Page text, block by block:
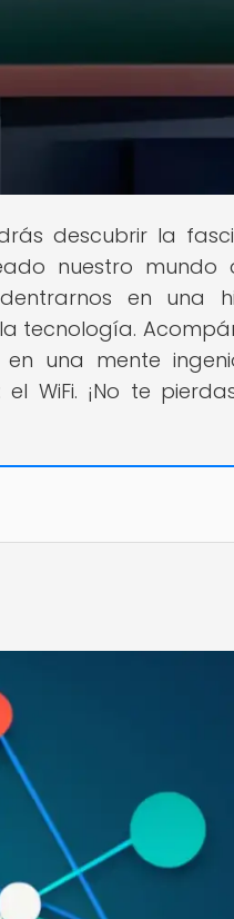
descubrir la
nuestro mundo
en una
tecnología.
una mente
WiFi. ¡No te